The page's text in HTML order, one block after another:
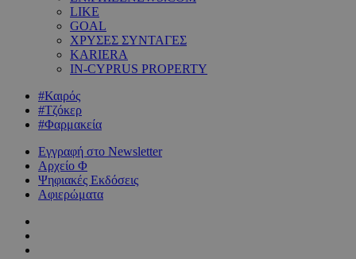
LIKE
GOAL
ΧΡΥΣΕΣ ΣΥΝΤΑΓΕΣ
KARIERA
IN-CYPRUS PROPERTY
#Καιρός
#Τζόκερ
#Φαρμακεία
Εγγραφή στο Newsletter
Αρχείο Φ
Ψηφιακές Εκδόσεις
Αφιερώματα